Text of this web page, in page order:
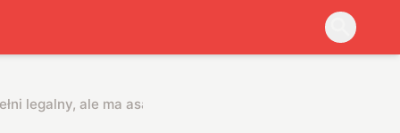
legalny, ale ma asa w rękawie